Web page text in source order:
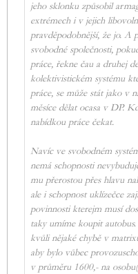
jeho sklonku způsobil
extrémech i v jejich
pravděpodobnější, že jo. A
svobodné společnosti,
práce, řekne čau a druhej
kolektivistickém systému
práce, se může stát jako v
měsíce dělat ocasa v DP.
nabídkou práce čekat.
Navíc ve svobodném
nemá schopnosti
mu přerostou přes hlavu
ale i schopnost uklízečce
povinnosti kterejm musí
taky umíme koupit
kvůli nějaké chybě v
aby bylo vůbec
v průměru 1600,- na